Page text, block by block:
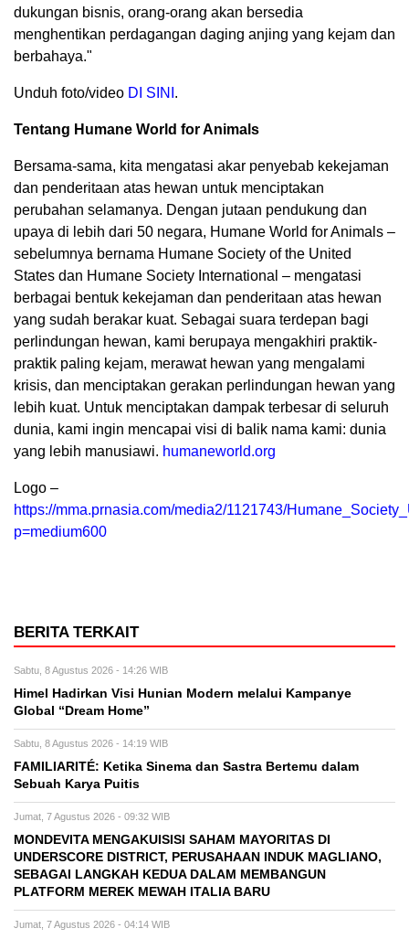
dukungan bisnis, orang-orang akan bersedia
menghentikan perdagangan daging anjing yang kejam dan
berbahaya."
Unduh foto/video DI SINI .
Tentang Humane World for Animals
Bersama-sama, kita mengatasi akar penyebab kekejaman
dan penderitaan atas hewan untuk menciptakan
perubahan selamanya. Dengan jutaan pendukung dan
upaya di lebih dari 50 negara, Humane World for Animals –
sebelumnya bernama Humane Society of the United
States dan Humane Society International – mengatasi
berbagai bentuk kekejaman dan penderitaan atas hewan
yang sudah berakar kuat. Sebagai suara terdepan bagi
perlindungan hewan, kami berupaya mengakhiri praktik-
praktik paling kejam, merawat hewan yang mengalami
krisis, dan menciptakan gerakan perlindungan hewan yang
lebih kuat. Untuk menciptakan dampak terbesar di seluruh
dunia, kami ingin mencapai visi di balik nama kami: dunia
yang lebih manusiawi. humaneworld.org
Logo –
https://mma.prnasia.com/media2/1121743/
p=medium600
BERITA TERKAIT
Sabtu, 8 Agustus 2026 - 14:26 WIB
Himel Hadirkan Visi Hunian Modern melalui Kampanye
Global “Dream Home”
Sabtu, 8 Agustus 2026 - 14:19 WIB
FAMILIARITÉ: Ketika Sinema dan Sastra Bertemu dalam
Sebuah Karya Puitis
Jumat, 7 Agustus 2026 - 09:32 WIB
MONDEVITA MENGAKUISISI SAHAM MAYORITAS DI
UNDERSCORE DISTRICT, PERUSAHAAN INDUK MAGLIANO,
SEBAGAI LANGKAH KEDUA DALAM MEMBANGUN
PLATFORM MEREK MEWAH ITALIA BARU
Jumat, 7 Agustus 2026 - 04:14 WIB